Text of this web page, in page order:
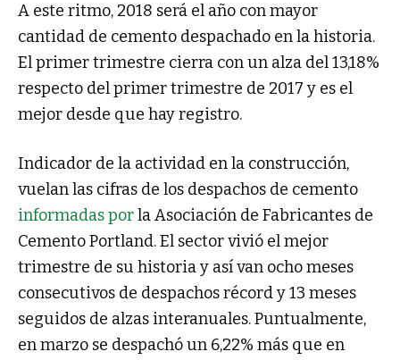
A este ritmo, 2018 será el año con mayor
cantidad de cemento despachado en la historia.
El primer trimestre cierra con un alza del 13,18%
respecto del primer trimestre de 2017 y es el
mejor desde que hay registro.
Indicador de la actividad en la construcción,
vuelan las cifras de los despachos de cemento
informadas porla Asociación de Fabricantes de
Cemento Portland. El sector vivió el mejor
trimestre de su historia y así van ocho meses
consecutivos de despachos récord y 13 meses
seguidos de alzas interanuales. Puntualmente,
en marzo se despachó un 6,22% más que en